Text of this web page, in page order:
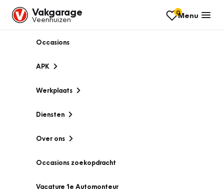
Vakgarage
Veenhuizen
0Menu
Occasions
APK
Werkplaats
Diensten
Over ons
Occasions zoekopdracht
Vacature 1e Automonteur